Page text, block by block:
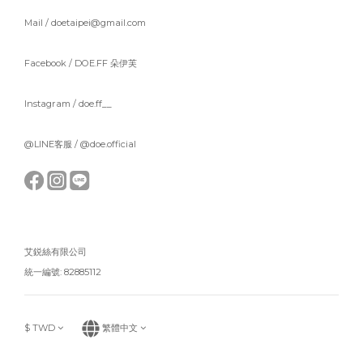
Mail / doetaipei@gmail.com
Facebook / DOE.FF 朵伊芙
Instagram / doe.ff__
@LINE客服 / @doe.official
艾鋭絲有限公司
統一編號: 82885112
$ TWD 繁體中文